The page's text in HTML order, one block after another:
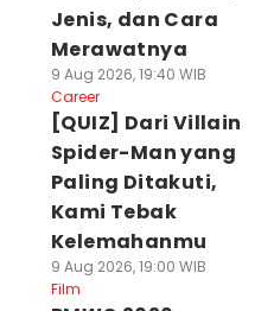
Jenis, dan Cara
Merawatnya
9 Aug 2026, 19:40 WIB
Career
[QUIZ] Dari Villain
Spider-Man yang
Paling Ditakuti,
Kami Tebak
Kelemahanmu
9 Aug 2026, 19:00 WIB
Film